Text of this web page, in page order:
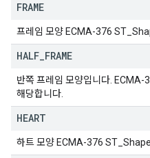
FRAME
프레임 모양 ECMA-376
HALF FRAME
반쪽 프레임 모양입니다.
해당합니다.
HEART
하트 모양 ECMA-376